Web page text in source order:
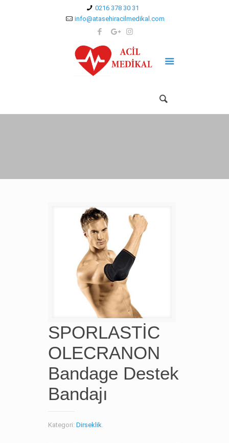
0216 378 30 31
info@atasehiracilmedikal.com
SPORLASTİC
OLECRANON
Bandage Destek
Bandajı
Kategori: Dirseklik.